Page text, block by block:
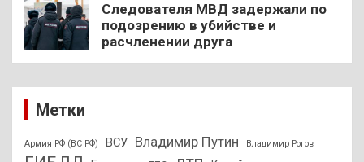
Следователя МВД задержали по
подозрению в убийстве и
расчленении друга
Метки
Армия РФ (ВС РФ) ВСУ Владимир Путин Владимир Рогов